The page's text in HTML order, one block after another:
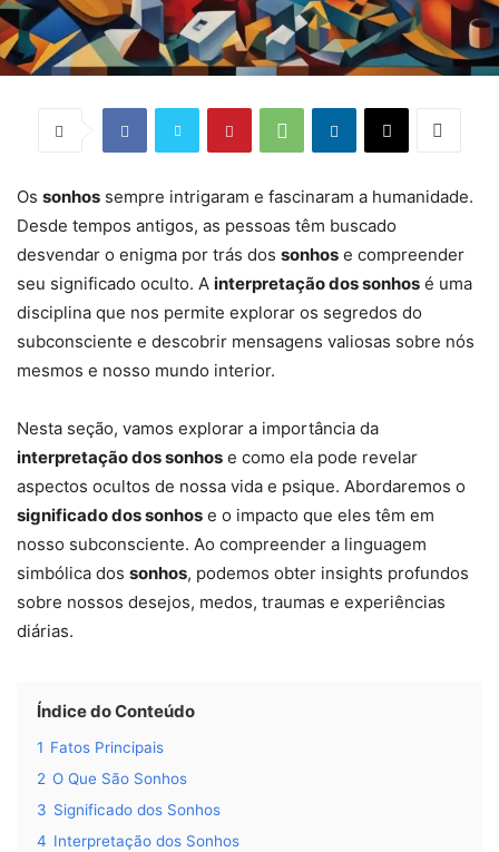
Os sonhos sempre intrigaram e fascinaram a humanidade.
Desde tempos antigos, as pessoas têm buscado
desvendar o enigma por trás dos sonhos e compreender
seu significado oculto. A interpretação dos sonhos é uma
disciplina que nos permite explorar os segredos do
subconsciente e descobrir mensagens valiosas sobre nós
mesmos e nosso mundo interior.
Nesta seção, vamos explorar a importância da
interpretação dos sonhos e como ela pode revelar
aspectos ocultos de nossa vida e psique. Abordaremos o
significado dos sonhos e o impacto que eles têm em
nosso subconsciente. Ao compreender a linguagem
simbólica dos sonhos, podemos obter insights profundos
sobre nossos desejos, medos, traumas e experiências
diárias.
Índice do Conteúdo
1 Fatos Principais
2 O Que São Sonhos
3 Significado dos Sonhos
4 Interpretação dos Sonhos